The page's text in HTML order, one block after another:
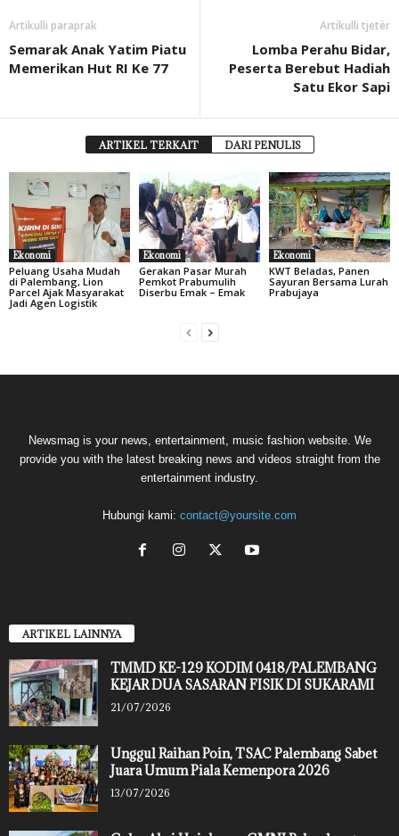
Artikulli paraprak
Semarak Anak Yatim Piatu
Memerikan Hut RI Ke 77
Artikulli tjetër
Lomba Perahu Bidar,
Peserta Berebut Hadiah
Satu Ekor Sapi
ARTIKEL TERKAIT DARI PENULIS
Ekonomi
Peluang Usaha Mudah
di Palembang, Lion
Parcel Ajak Masyarakat
Jadi Agen Logistik
Ekonomi
Gerakan Pasar Murah
Pemkot Prabumulih
Diserbu Emak – Emak
Ekonomi
KWT Beladas, Panen
Sayuran Bersama Lurah
Prabujaya
Newsmag is your news, entertainment, music fashion website. We
provide you with the latest breaking news and videos straight from the
entertainment industry.
Hubungi kami: contact@yoursite.com
ARTIKEL LAINNYA
TMMD KE-129 KODIM 0418/PALEMBANG
KEJAR DUA SASARAN FISIK DI SUKARAMI
21/07/2026
Unggul Raihan Poin, TSAC Palembang Sabet
Juara Umum Piala Kemenpora 2026
13/07/2026